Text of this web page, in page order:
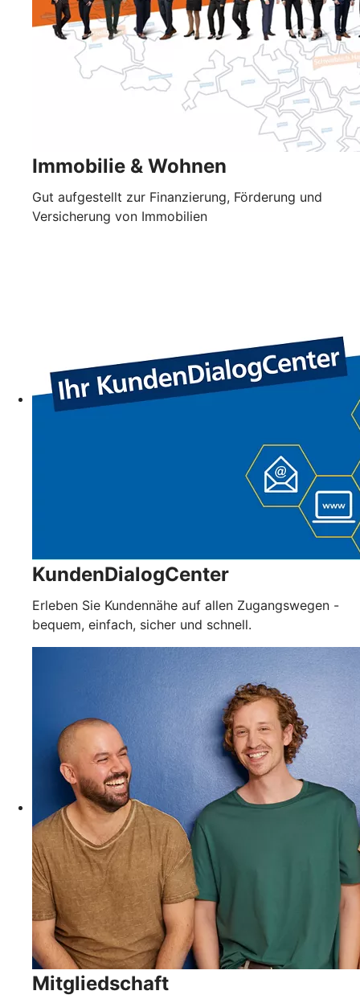
Immobilie & Wohnen
Gut aufgestellt zur Finanzierung, Förderung und
Versicherung von Immobilien
KundenDialogCenter
Erleben Sie Kundennähe auf allen Zugangswegen -
bequem, einfach, sicher und schnell.
Mitgliedschaft